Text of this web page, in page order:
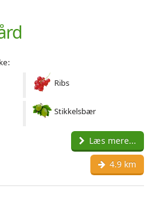
Ribs
Stikkelsbær
Læs mere...
4.9 km